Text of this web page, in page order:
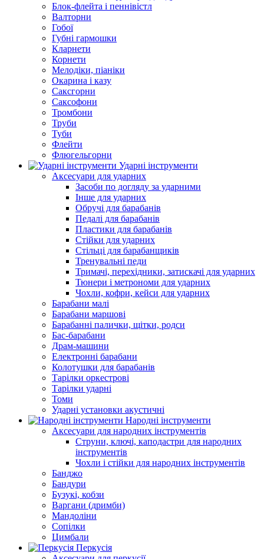
Блок-флейта і пеннівістл
Валторни
Гобої
Губні гармошки
Кларнети
Корнети
Мелодіки, піаніки
Окарина і казу
Саксгорни
Саксофони
Тромбони
Труби
Туби
Флейти
Флюгельгорни
Ударні інструменти
Аксесуари для ударних
Засоби по догляду за ударними
Інше для ударних
Обручі для барабанів
Педалі для барабанів
Пластики для барабанів
Стійки для ударних
Стільці для барабанщиків
Тренувальні педи
Тримачі, перехідники, затискачі для ударних
Тюнери і метрономи для ударних
Чохли, кофри, кейси для ударних
Барабани малі
Барабани маршові
Барабанні палички, щітки, родси
Бас-барабани
Драм-машини
Електронні барабани
Колотушки для барабанів
Тарілки оркестрові
Тарілки ударні
Томи
Ударні установки акустичні
Народні інструменти
Аксесуари для народних інструментів
Струни, ключі, каподастри для народних
інструментів
Чохли і стійки для народних інструментів
Банджо
Бандури
Бузукі, кобзи
Варгани (дримби)
Мандоліни
Сопілки
Цимбали
Перкусія